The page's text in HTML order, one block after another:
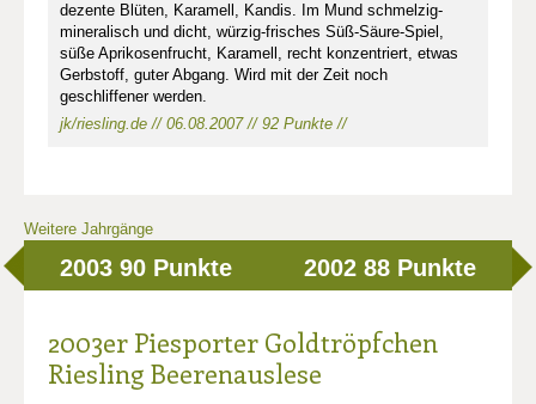
dezente Blüten, Karamell, Kandis. Im Mund schmelzig-
mineralisch und dicht, würzig-frisches Süß-Säure-Spiel,
süße Aprikosenfrucht, Karamell, recht konzentriert, etwas
Gerbstoff, guter Abgang. Wird mit der Zeit noch
geschliffener werden.
jk/riesling.de // 06.08.2007 // 92 Punkte //
Weitere Jahrgänge
2003 90 Punkte 2002 88 Punkte
2003er Piesporter Goldtröpfchen
Riesling Beerenauslese